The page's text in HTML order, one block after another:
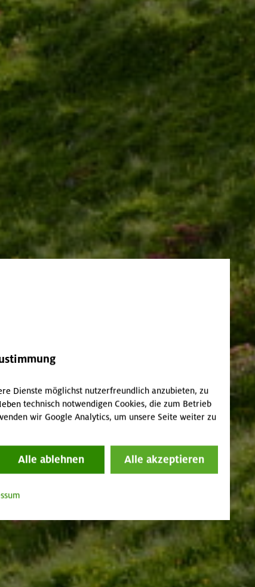
Dienste möglichst nutzerfreundlich anzubieten, zu
technisch notwendigen Cookies, die zum Betrieb
wir Google Analytics, um unsere Seite weiter zu
Alle ablehnen Alle akzeptieren